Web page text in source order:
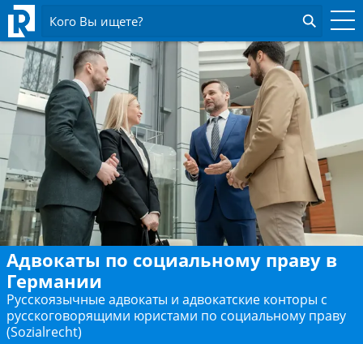
Кого Вы ищете?
Адвокаты по социальному праву в
Германии
Русскоязычные адвокаты и адвокатские конторы с
русскоговорящими юристами по социальному праву
(Sozialrecht)